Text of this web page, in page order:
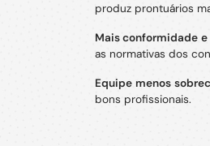
produz prontuários
Mais conformidade
as normativas dos
Equipe menos
bons profissionais.